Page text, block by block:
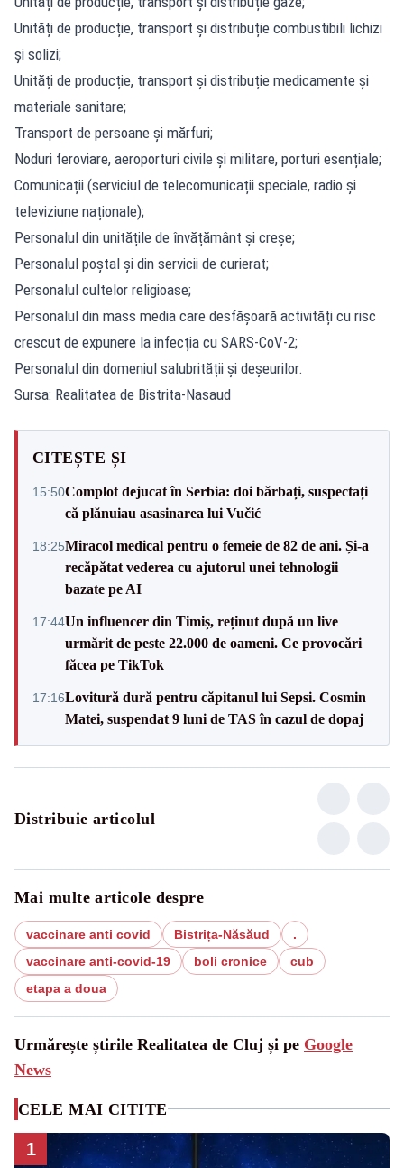
Unități de producție, transport și distribuție combustibili lichizi
și solizi;
Unități de producție, transport și distribuție medicamente și
materiale sanitare;
Transport de persoane și mărfuri;
Noduri feroviare, aeroporturi civile și militare, porturi esențiale;
Comunicații (serviciul de telecomunicații speciale, radio și
televiziune naționale);
Personalul din unitățile de învățământ și creșe;
Personalul poștal și din servicii de curierat;
Personalul cultelor religioase;
Personalul din mass media care desfășoară activități cu risc
crescut de expunere la infecția cu SARS-CoV-2;
Personalul din domeniul salubrității și deșeurilor.
Sursa: Realitatea de Bistrita-Nasaud
CITEȘTE ȘI
15:50Complot dejucat în Serbia: doi bărbați, suspectați
că plănuiau asasinarea lui Vučić
18:25Miracol medical pentru o femeie de 82 de ani. Și-a
recăpătat vederea cu ajutorul unei tehnologii
bazate pe AI
17:44Un influencer din Timiș, reținut după un live
urmărit de peste 22.000 de oameni. Ce provocări
făcea pe TikTok
17:16Lovitură dură pentru căpitanul lui Sepsi. Cosmin
Matei, suspendat 9 luni de TAS în cazul de dopaj
Distribuie articolul
Mai multe articole despre
vaccinare anti covid Bistrița-Năsăud
.
vaccinare anti-covid-19
boli cronice
cub
etapa a doua
Urmărește știrile Realitatea de Cluj și pe Google
News
CELE MAI CITITE
1